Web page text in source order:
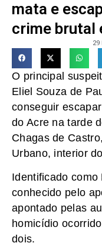
mata e
crime brutal
29
O principal
Eliel Souza de
conseguir
do Acre na tarde
Chagas de
Urbano, interior
Identificado como
conhecido pelo
apontado pelas
homicídio
dois.